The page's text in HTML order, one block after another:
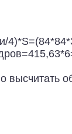
высчитать